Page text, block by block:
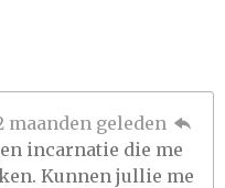
maanden geleden
incarnatie die me
Kunnen jullie me